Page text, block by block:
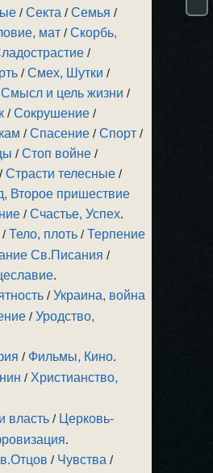
/Секта /Семья /
мат /Скорбь,
/
/Смех, Шутки /
Смысл и цель жизни /
/Сокрушение /
/Спасение /Спорт /
/Стоп войне /
/Страсти телесные /
Второе пришествие
/Счастье, Успех.
/Тело, плоть /Терпение
Св.Писания /
.
/Украина, война
/Уродство,
/ Фильмы, Кино.
/ Христианство,
власть / Церковь-
.
/ Чувства /